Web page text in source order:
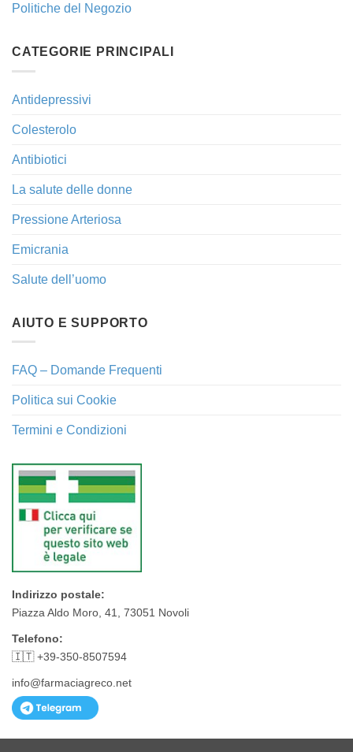
Politiche del Negozio
CATEGORIE PRINCIPALI
Antidepressivi
Colesterolo
Antibiotici
La salute delle donne
Pressione Arteriosa
Emicrania
Salute dell’uomo
AIUTO E SUPPORTO
FAQ – Domande Frequenti
Politica sui Cookie
Termini e Condizioni
Indirizzo postale:
Piazza Aldo Moro, 41, 73051 Novoli
Telefono:
🇮🇹 +39-350-8507594
info@farmaciagreco.net